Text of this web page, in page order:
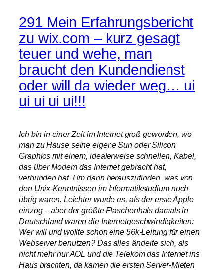
291 Mein Erfahrungsbericht
zu wix.com – kurz gesagt
teuer und wehe, man
braucht den Kundendienst
oder will da wieder weg… ui
ui ui ui ui!!!
Ich bin in einer Zeit im Internet groß geworden, wo
man zu Hause seine eigene Sun oder Silicon
Graphics mit einem, idealerweise schnellen, Kabel,
das über Modem das Internet gebracht hat,
verbunden hat. Um dann herauszufinden, was von
den Unix-Kenntnissen im Informatikstudium noch
übrig waren. Leichter wurde es, als der erste Apple
einzog – aber der größte Flaschenhals damals in
Deutschland waren die Internetgeschwindigkeiten:
Wer will und wollte schon eine 56k-Leitung für einen
Webserver benutzen? Das alles änderte sich, als
nicht mehr nur AOL und die Telekom das Internet ins
Haus brachten, da kamen die ersten Server-Mieten